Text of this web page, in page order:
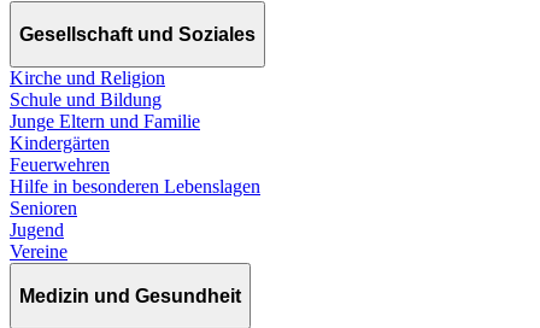
Gesellschaft und Soziales
Kirche und Religion
Schule und Bildung
Junge Eltern und Familie
Kindergärten
Feuerwehren
Hilfe in besonderen Lebenslagen
Senioren
Jugend
Vereine
Medizin und Gesundheit